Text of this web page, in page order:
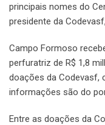
principais nomes do
presidente da
Campo Formoso
perfuratriz de R$ 1,8
doações da Codevasf,
informações são do
Entre as doações da